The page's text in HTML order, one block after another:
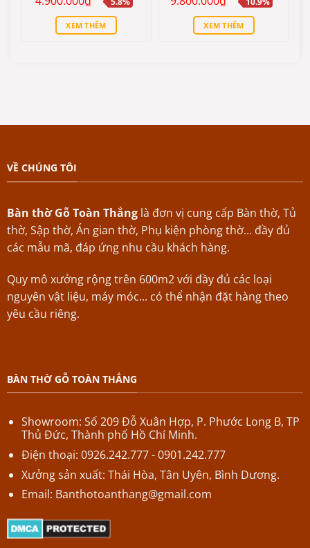
sao
gốc
5.200.000₫.
hiện
tại
là:
XEM THÊM
sao
gốc
11.000.000₫.
hiện
tại
là:
XEM THÊM
VỀ CHÚNG TÔI
Bàn thờ Gỗ Toàn Thắnglà đơn vị cung cấp Bàn thờ, Tủ
thờ, Sập thờ, Án gian thờ, Phụ kiện phòng thờ... đầy đủ
các mẫu mã, đáp ứng nhu cầu khách hàng.
Quy mô xưởng rộng trên 600m2 với đầy đủ các loại
nguyên vật liệu, máy móc... có thể nhận đặt hàng theo
yêu cầu riêng.
BÀN THỜ GỖ TOÀN THẮNG
Showroom: Số 209 Đỗ Xuân Hợp, P. Phước Long B, TP
Thủ Đức, Thành phố Hồ Chí Minh.
Điện thoại: 0926.242.777 - 0901.242.777
Xưởng sản xuất: Thái Hòa, Tân Uyên, Bình Dương.
Email: Banthotoanthang@gmail.com